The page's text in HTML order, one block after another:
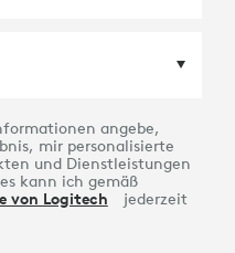
angebe,
mir personalisierte
und Dienstleistungen
kann ich gemäß
von Logitech
jederzeit